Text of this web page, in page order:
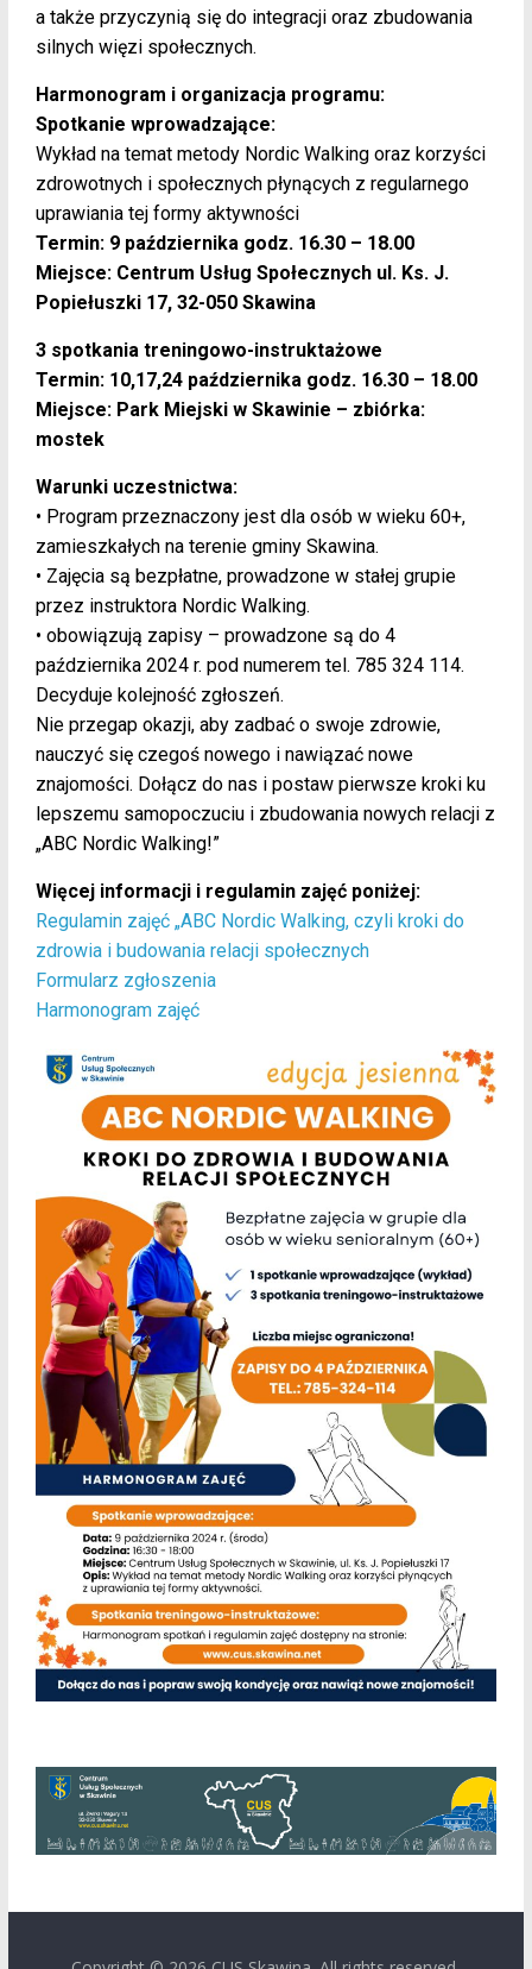
a także przyczynią się do integracji oraz zbudowania
silnych więzi społecznych.
Harmonogram i organizacja programu:
Spotkanie wprowadzające:
Wykład na temat metody Nordic Walking oraz korzyści
zdrowotnych i społecznych płynących z regularnego
uprawiania tej formy aktywności
Termin: 9 października godz. 16.30 – 18.00
Miejsce: Centrum Usług Społecznych ul. Ks. J.
Popiełuszki 17, 32-050 Skawina
3 spotkania treningowo-instruktażowe
Termin: 10,17,24 października godz. 16.30 – 18.00
Miejsce: Park Miejski w Skawinie – zbiórka:
mostek
Warunki uczestnictwa:
• Program przeznaczony jest dla osób w wieku 60+,
zamieszkałych na terenie gminy Skawina.
• Zajęcia są bezpłatne, prowadzone w stałej grupie
przez instruktora Nordic Walking.
• obowiązują zapisy – prowadzone są do 4
października 2024 r. pod numerem tel. 785 324 114.
Decyduje kolejność zgłoszeń.
Nie przegap okazji, aby zadbać o swoje zdrowie,
nauczyć się czegoś nowego i nawiązać nowe
znajomości. Dołącz do nas i postaw pierwsze kroki ku
lepszemu samopoczuciu i zbudowania nowych relacji z
„ABC Nordic Walking!”
Więcej informacji i regulamin zajęć poniżej:
Regulamin zajęć „ABC Nordic Walking, czyli kroki do
zdrowia i budowania relacji społecznych
Formularz zgłoszenia
Harmonogram zajęć